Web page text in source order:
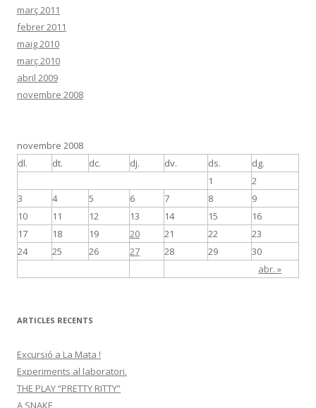
març 2011
febrer 2011
maig 2010
març 2010
abril 2009
novembre 2008
novembre 2008
dl.
dt. dc. dj. dv. ds. dg.
abr. »
1
2
3
4 5 6 7 8
9
10
11 12 13 14 15
16
17
18 19 20 21 22
23
24
25 26 27 28 29 30
ARTICLES RECENTS
Excursió a La Mata !
Experiments al laboratori.
THE PLAY “PRETTY RITTY”
A SNAKE